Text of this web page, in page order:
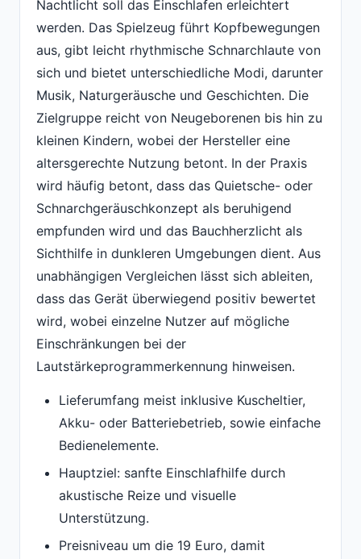
Nachtlicht soll das Einschlafen erleichtert
werden. Das Spielzeug führt Kopfbewegungen
aus, gibt leicht rhythmische Schnarchlaute von
sich und bietet unterschiedliche Modi, darunter
Musik, Naturgeräusche und Geschichten. Die
Zielgruppe reicht von Neugeborenen bis hin zu
kleinen Kindern, wobei der Hersteller eine
altersgerechte Nutzung betont. In der Praxis
wird häufig betont, dass das Quietsche- oder
Schnarchgeräuschkonzept als beruhigend
empfunden wird und das Bauchherzlicht als
Sichthilfe in dunkleren Umgebungen dient. Aus
unabhängigen Vergleichen lässt sich ableiten,
dass das Gerät überwiegend positiv bewertet
wird, wobei einzelne Nutzer auf mögliche
Einschränkungen bei der
Lautstärkeprogrammerkennung hinweisen.
Lieferumfang meist inklusive Kuscheltier,
Akku- oder Batteriebetrieb, sowie einfache
Bedienelemente.
Hauptziel: sanfte Einschlafhilfe durch
akustische Reize und visuelle
Unterstützung.
Preisniveau um die 19 Euro, damit